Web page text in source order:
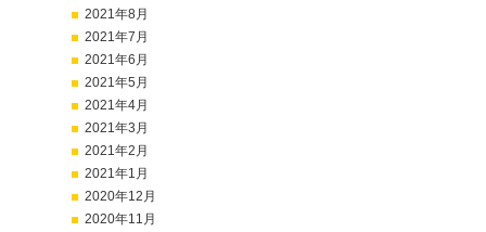
2021年8月
2021年7月
2021年6月
2021年5月
2021年4月
2021年3月
2021年2月
2021年1月
2020年12月
2020年11月